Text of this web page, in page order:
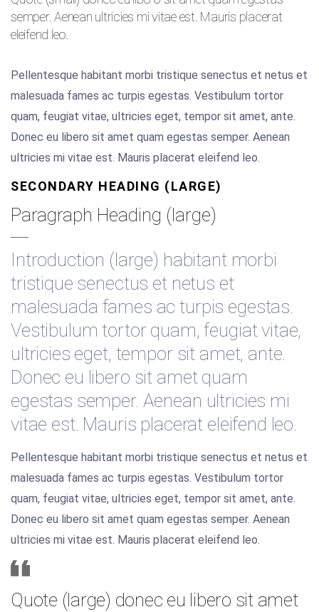
semper. Aenean ultricies mi vitae est. Mauris placerat
eleifend leo.
Pellentesque habitant morbi tristique senectus et netus et
malesuada fames ac turpis egestas. Vestibulum tortor
quam, feugiat vitae, ultricies eget, tempor sit amet, ante.
Donec eu libero sit amet quam egestas semper. Aenean
ultricies mi vitae est. Mauris placerat eleifend leo.
SECONDARY HEADING (LARGE)
Paragraph Heading (large)
Introduction (large) habitant morbi
tristique senectus et netus et
malesuada fames ac turpis egestas.
Vestibulum tortor quam, feugiat vitae,
ultricies eget, tempor sit amet, ante.
Donec eu libero sit amet quam
egestas semper. Aenean ultricies mi
vitae est. Mauris placerat eleifend leo.
Pellentesque habitant morbi tristique senectus et netus et
malesuada fames ac turpis egestas. Vestibulum tortor
quam, feugiat vitae, ultricies eget, tempor sit amet, ante.
Donec eu libero sit amet quam egestas semper. Aenean
ultricies mi vitae est. Mauris placerat eleifend leo.
Quote (large) donec eu libero sit amet